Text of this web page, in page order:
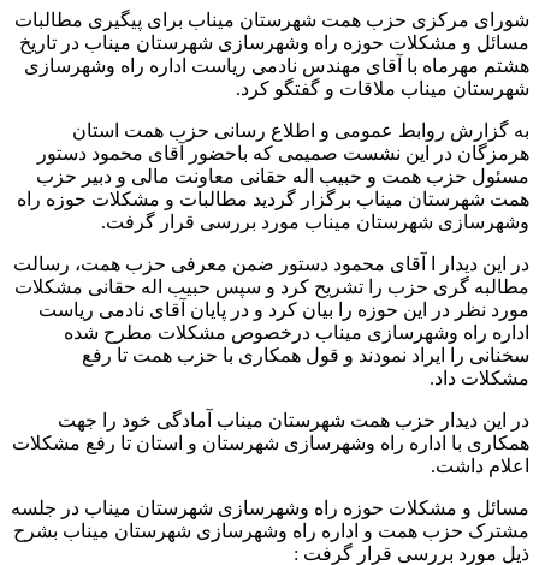
شورای مرکزی حزب همت شهرستان میناب برای پیگیری مطالبات
مسائل و مشکلات حوزه راه وشهرسازی شهرستان میناب در تاریخ
هشتم مهرماه با آقای مهندس نادمی ریاست اداره راه وشهرسازی
شهرستان میناب ملاقات و گفتگو کرد.
به گزارش روابط عمومی و اطلاع رسانی حزب همت استان
هرمزگان در این نشست صمیمی که باحضور آقای محمود دستور
مسئول حزب همت و حبیب اله حقانی معاونت مالی و دبیر حزب
همت شهرستان میناب برگزار گردید مطالبات و مشکلات حوزه راه
وشهرسازی شهرستان میناب مورد بررسی قرار گرفت.
در این دیدار ا آقای محمود دستور ضمن معرفی حزب همت، رسالت
مطالبه گری حزب را تشریح کرد و سپس حبیب اله حقانی مشکلات
مورد نظر در این حوزه را بیان کرد و در پایان آقای نادمی ریاست
اداره راه وشهرسازی میناب درخصوص مشکلات مطرح شده
سخنانی را ایراد نمودند و قول همکاری با حزب همت تا رفع
مشکلات داد.
در این دیدار حزب همت شهرستان میناب آمادگی خود را جهت
همکاری با اداره راه وشهرسازی شهرستان و استان تا رفع مشکلات
اعلام داشت.
مسائل و مشکلات حوزه راه وشهرسازی شهرستان میناب در جلسه
مشترک حزب همت و اداره راه وشهرسازی شهرستان میناب بشرح
ذیل مورد بررسی قرار گرفت :